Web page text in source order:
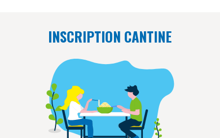
INSCRIPTION CANTINE